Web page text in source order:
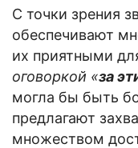
С точки зрения
обеспечивают
их приятными
оговоркой «за
могла бы быть
предлагают
множеством